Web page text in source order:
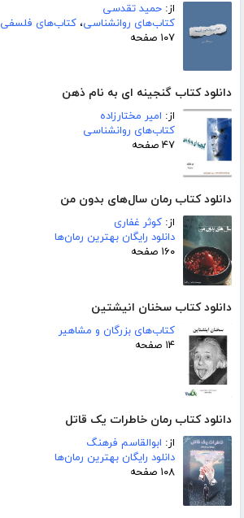
از: حمید تقدسی
کتاب‌های روانشناسی، کتاب‌های فلسفی
۱۰۷ صفحه
دانلود کتاب گنجینه ای به نام ذهن
از: امیر مختارزاده
کتاب‌های روانشناسی
۴۷ صفحه
دانلود کتاب رمان سال‌های بدون من
از: کوثر غفاری
دانلود رایگان بهترین رمان‌ها
۱۶۰ صفحه
دانلود کتاب سخنان انیشتین
کتاب‌های بزرگان و مشاهیر
۱۴ صفحه
دانلود کتاب رمان خاطرات یک قاتل
از: ابوالقاسم فرهنگ
دانلود رایگان بهترین رمان‌ها
۱۰۸ صفحه